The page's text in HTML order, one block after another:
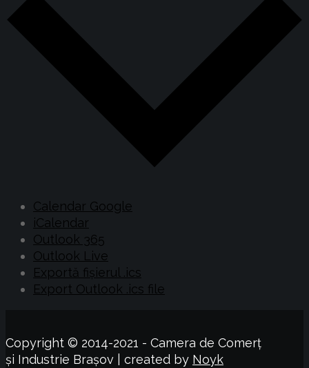
Calendar Google
iCalendar
Outlook 365
Outlook Live
Exportă fișierul .ics
Export Outlook .ics file
Copyright © 2014-2021 - Camera de Comerț
și Industrie Brașov | created by Noyk